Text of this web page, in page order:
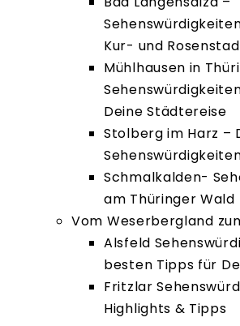
Kur- und
Mühlhausen in
Deine Städtereise
Stolberg im Harz –
Schmalkalden-
am Thüringer Wald
Vom Weserbergland
Alsfeld
besten Tipps für
Fritzlar
Highlights & Tipps